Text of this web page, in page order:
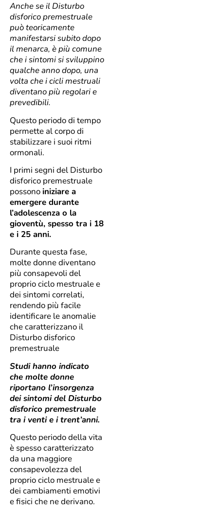
Anche se il Disturbo
disforico premestruale
può teoricamente
manifestarsi subito dopo
il menarca, è più comune
che i sintomi si sviluppino
qualche anno dopo, una
volta che i cicli mestruali
diventano più regolari e
prevedibili.
Questo periodo di tempo
permette al corpo di
stabilizzare i suoi ritmi
ormonali.
I primi segni del Disturbo
disforico premestruale
possono iniziare a
emergere durante
l’adolescenza o la
gioventù, spesso tra i 18
e i 25 anni.
Durante questa fase,
molte donne diventano
più consapevoli del
proprio ciclo mestruale e
dei sintomi correlati,
rendendo più facile
identificare le anomalie
che caratterizzano il
Disturbo disforico
premestruale
Studi hanno indicato
che molte donne
riportano l’insorgenza
dei sintomi del Disturbo
disforico premestruale
tra i venti e i trent’anni.
Questo periodo della vita
è spesso caratterizzato
da una maggiore
consapevolezza del
proprio ciclo mestruale e
dei cambiamenti emotivi
e fisici che ne derivano.